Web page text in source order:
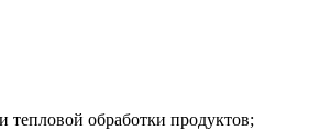
тепловой обработки продуктов;